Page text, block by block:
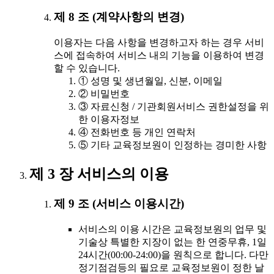
제 8 조 (계약사항의 변경)
이용자는 다음 사항을 변경하고자 하는 경우 서비
스에 접속하여 서비스 내의 기능을 이용하여 변경
할 수 있습니다.
① 성명 및 생년월일, 신분, 이메일
② 비밀번호
③ 자료신청 / 기관회원서비스 권한설정을 위
한 이용자정보
④ 전화번호 등 개인 연락처
⑤ 기타 교육정보원이 인정하는 경미한 사항
제 3 장 서비스의 이용
제 9 조 (서비스 이용시간)
서비스의 이용 시간은 교육정보원의 업무 및
기술상 특별한 지장이 없는 한 연중무휴, 1일
24시간(00:00-24:00)을 원칙으로 합니다. 다만
정기점검등의 필요로 교육정보원이 정한 날